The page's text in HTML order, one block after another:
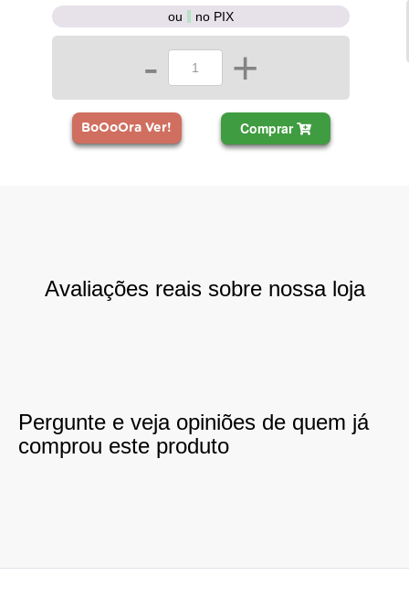
ou no PIX
- +
BoOoOra Ver! Comprar
Avaliações reais sobre nossa loja
Pergunte e veja opiniões de quem já
comprou este produto